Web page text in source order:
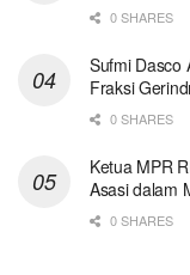
0 SHARES
Sufmi Dasco
Fraksi
0 SHARES
Ketua MPR
Asasi dalam
0 SHARES